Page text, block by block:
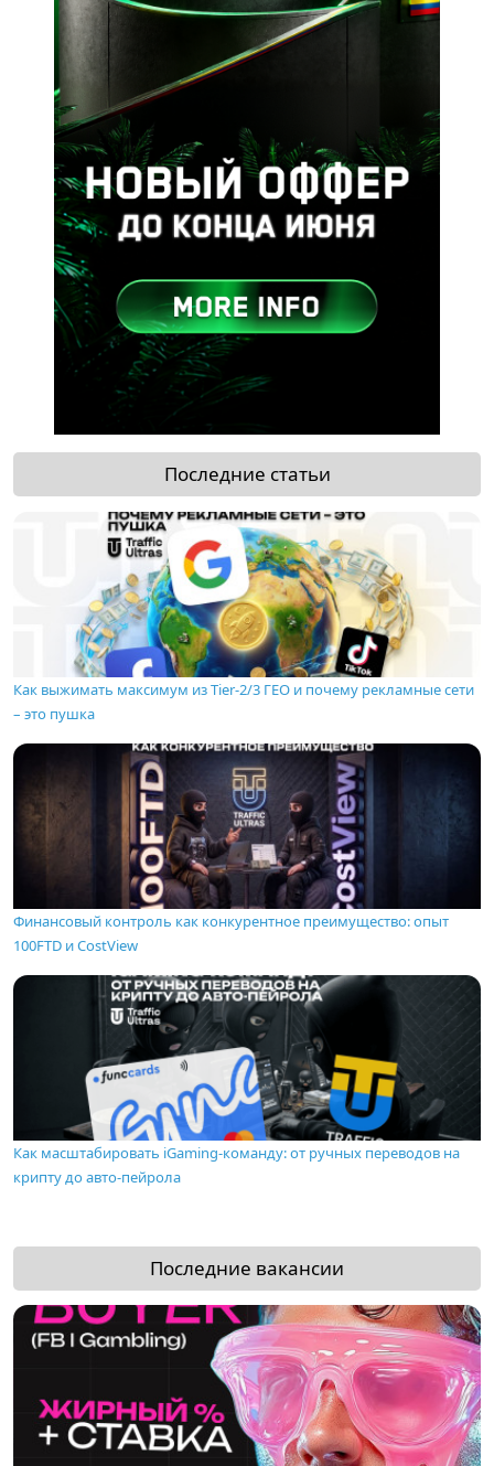
Последние статьи
Как выжимать максимум из Tier-2/3 ГЕО и почему рекламные сети
– это пушка
Финансовый контроль как конкурентное преимущество: опыт
100FTD и CostView
Как масштабировать iGaming-команду: от ручных переводов на
крипту до авто-пейрола
Последние вакансии